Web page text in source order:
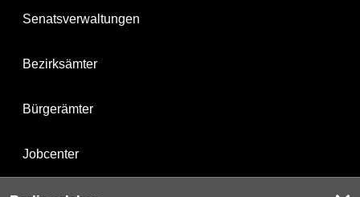
Senatsverwaltungen
Bezirksämter
Bürgerämter
Jobcenter